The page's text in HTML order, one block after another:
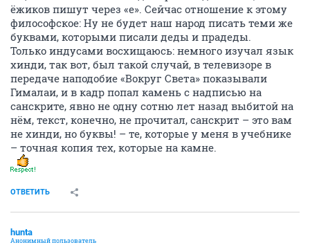
ёжиков пишут через «е». Сейчас отношение к этому
философское: Ну не будет наш народ писать теми же
буквами, которыми писали деды и прадеды.
Только индусами восхищаюсь: немного изучал язык
хинди, так вот, был такой случай, в телевизоре в
передаче наподобие «Вокруг Света» показывали
Гималаи, и в кадр попал камень с надписью на
санскрите, явно не одну сотню лет назад выбитой на
нём, текст, конечно, не прочитал, санскрит – это вам
не хинди, но буквы! – те, которые у меня в учебнике
– точная копия тех, которые на камне.
ОТВЕТИТЬ
hunta
Анонимный пользователь